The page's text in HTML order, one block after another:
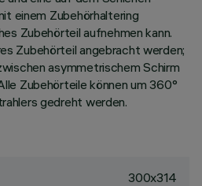
einem Zubehörhaltering
Zubehörteil aufnehmen kann.
Zubehörteil angebracht werden;
asymmetrischem Schirm
Zubehörteile können um 360°
gedreht werden.
300x314